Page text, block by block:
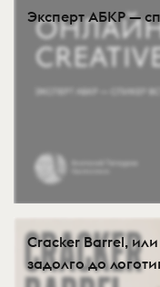
Эксперт АБКР —
Cracker Barrel,
задолго до